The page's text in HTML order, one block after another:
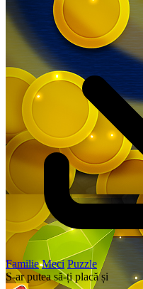
Familie Meci Puzzle
S-ar putea să-ți placă și